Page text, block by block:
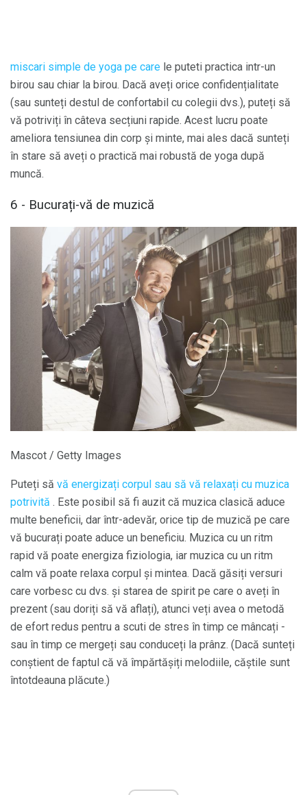
miscari simple de yoga pe care le puteti practica intr-un
birou sau chiar la birou. Dacă aveți orice confidențialitate
(sau sunteți destul de confortabil cu colegii dvs.), puteți să
vă potriviți în câteva secțiuni rapide. Acest lucru poate
ameliora tensiunea din corp și minte, mai ales dacă sunteți
în stare să aveți o practică mai robustă de yoga după
muncă.
6 - Bucurați-vă de muzică
Mascot / Getty Images
Puteți să vă energizați corpul sau să vă relaxați cu muzica
potrivită . Este posibil să fi auzit că muzica clasică aduce
multe beneficii, dar într-adevăr, orice tip de muzică pe care
vă bucurați poate aduce un beneficiu. Muzica cu un ritm
rapid vă poate energiza fiziologia, iar muzica cu un ritm
calm vă poate relaxa corpul și mintea. Dacă găsiți versuri
care vorbesc cu dvs. și starea de spirit pe care o aveți în
prezent (sau doriți să vă aflați), atunci veți avea o metodă
de efort redus pentru a scuti de stres în timp ce mâncați -
sau în timp ce mergeți sau conduceți la prânz. (Dacă sunteți
conștient de faptul că vă împărtășiți melodiile, căștile sunt
întotdeauna plăcute.)